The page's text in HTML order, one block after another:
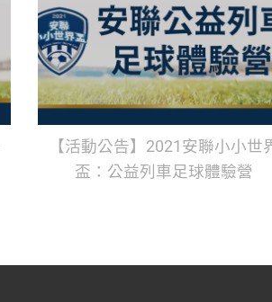
【活動公告】2021安聯小小世
盃：公益列車足球體驗營